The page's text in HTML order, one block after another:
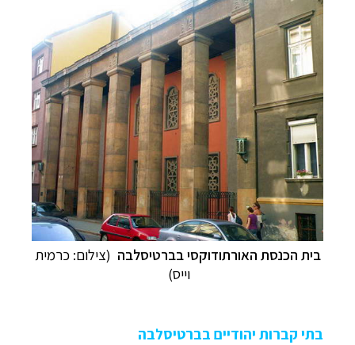
בית הכנסת האורתודוקסי בברטיסלבה (צילום: כרמית
וייס)
בתי קברות יהודיים בברטיסלבה